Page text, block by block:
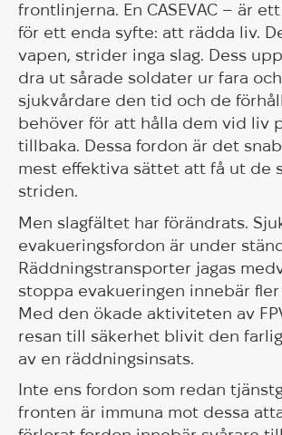
frontlinjerna. En CASEVAC – är
för ett enda syfte: att rädda liv.
vapen, strider inga slag. Dess
dra ut sårade soldater ur fara
sjukvårdare den tid och de
behöver för att hålla dem vid liv
tillbaka. Dessa fordon är det
mest effektiva sättet att få ut de
striden.
Men slagfältet har förändrats.
evakueringsfordon är under
Räddningstransporter jagas
stoppa evakueringen innebär fler
Med den ökade aktiviteten av
resan till säkerhet blivit den
av en räddningsinsats.
Inte ens fordon som redan
fronten är immuna mot dessa